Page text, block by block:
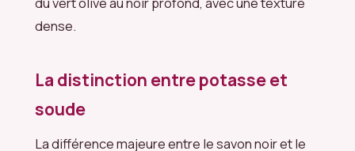
dense.
La distinction entre potasse et
soude
La différence majeure entre le savon noir et le